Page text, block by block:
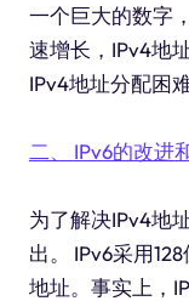
一个巨大的数字
速增长，IPv4地
IPv4地址分配困
二、 IPv6的改进
为了解决IPv4地
出。 IPv6采用
地址。事实上，